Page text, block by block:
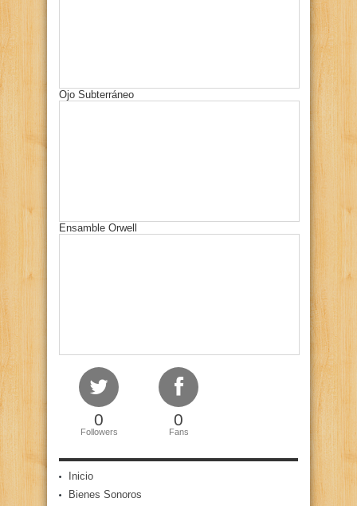
Ojo Subterráneo
Ensamble Orwell
0
Followers
0
Fans
Inicio
Bienes Sonoros